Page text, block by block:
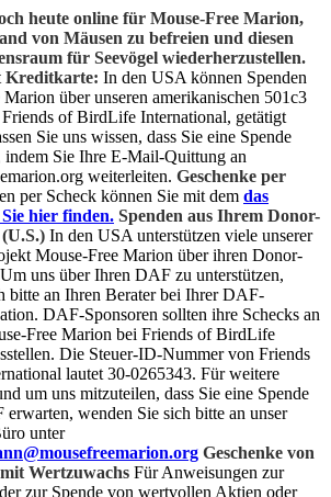
heute online für Mouse-Free Marion,
von Mäusen zu befreien und diesen
für Seevögel wiederherzustellen.
Kreditkarte: In den USA können Spenden
über unseren amerikanischen 501c3
Friends of BirdLife International, getätigt
Sie uns wissen, dass Sie eine Spende
indem Sie Ihre E-Mail-Quittung an
weiterleiten. Geschenke per
per Scheck können Sie mit dem das
hier finden. Spenden aus Ihrem Donor-
In den USA unterstützen viele unserer
Mouse-Free Marion über ihren Donor-
uns über Ihren DAF zu unterstützen,
bitte an Ihren Berater bei Ihrer DAF-
DAF-Sponsoren sollten ihre Schecks an
Free Marion bei Friends of BirdLife
Die Steuer-ID-Nummer von Friends
lautet 30-0265343. Für weitere
um uns mitzuteilen, dass Sie eine Spende
wenden Sie sich bitte an unser
unter
Geschenke von
Wertzuwachs Für Anweisungen zur
zur Spende von wertvollen Aktien oder